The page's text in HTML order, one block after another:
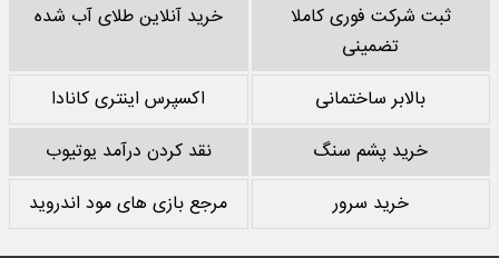
ثبت شرکت فوری کاملا
تضمینی
خرید آنلاین طلای آب شده
بالابر ساختمانی
اکسپرس اینتری کانادا
خرید پشم سنگ
نقد کردن درآمد یوتیوب
خرید سرور
مرجع بازی های مود اندروید